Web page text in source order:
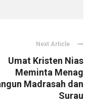
Next Article
Umat Kristen Nias
Meminta Menag
Madrasah dan
Surau